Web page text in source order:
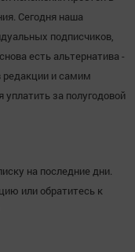
Сегодня наша
подписчиков,
есть альтернатива -
редакции и самим
уплатить за полугодовой
на последние дни.
или обратитесь к